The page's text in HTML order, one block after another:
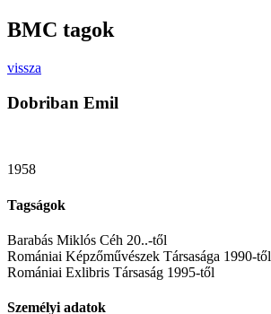
BMC tagok
vissza
Dobriban Emil
1958
Tagságok
Barabás Miklós Céh 20..-től
Romániai Képzőművészek Társasága 1990-től
Romániai Exlibris Társaság 1995-től
Személyi adatok